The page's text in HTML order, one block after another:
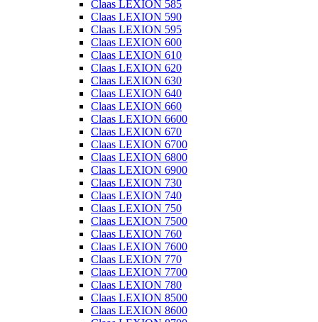
Claas LEXION 585
Claas LEXION 590
Claas LEXION 595
Claas LEXION 600
Claas LEXION 610
Claas LEXION 620
Claas LEXION 630
Claas LEXION 640
Claas LEXION 660
Claas LEXION 6600
Claas LEXION 670
Claas LEXION 6700
Claas LEXION 6800
Claas LEXION 6900
Claas LEXION 730
Claas LEXION 740
Claas LEXION 750
Claas LEXION 7500
Claas LEXION 760
Claas LEXION 7600
Claas LEXION 770
Claas LEXION 7700
Claas LEXION 780
Claas LEXION 8500
Claas LEXION 8600